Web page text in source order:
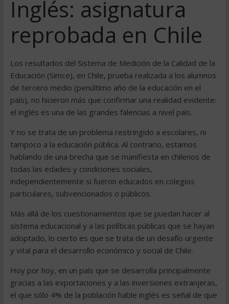
Inglés: asignatura
reprobada en Chile
Los resultados del Sistema de Medición de la Calidad de la
Educación (Simce), en Chile, prueba realizada a los alumnos
de tercero medio (penúltimo año de la educación en el
país), no hicieron más que confirmar una realidad evidente:
el inglés es una de las grandes falencias a nivel país.
Y no se trata de un problema restringido a escolares, ni
tampoco a la educación pública. Al contrario, estamos
hablando de una brecha que se manifiesta en chilenos de
todas las edades y condiciones sociales,
independientemente si fueron educados en colegios
particulares, subvencionados o públicos.
Más allá de los cuestionamientos que se puedan hacer al
sistema educacional y a las políticas públicas que se hayan
adoptado, lo cierto es que se trata de un desafío urgente
y vital para el desarrollo económico y social de Chile.
Hoy por hoy, en un país que se desarrolla principalmente
gracias a las exportaciones y a las inversiones extranjeras,
el que sólo 4% de la población hable inglés es señal de que